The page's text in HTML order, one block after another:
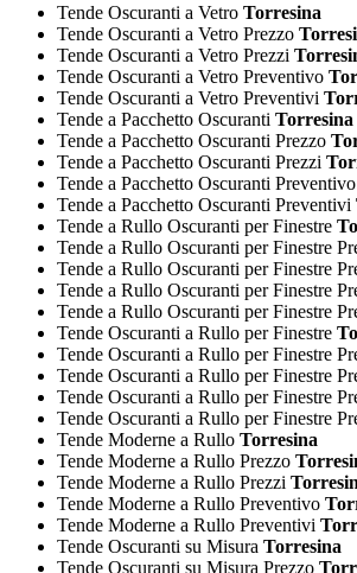
Tende Oscuranti a Vetro Torresina
Tende Oscuranti a Vetro Prezzo
Tende Oscuranti a Vetro Prezzi
Tende Oscuranti a Vetro Preventivo
Tende Oscuranti a Vetro Preventivi
Tende a Pacchetto Oscuranti Torresina
Tende a Pacchetto Oscuranti Prezzo
Tende a Pacchetto Oscuranti Prezzi
Tende a Pacchetto Oscuranti Preventivo
Tende a Pacchetto Oscuranti Preventivi
Tende a Rullo Oscuranti per Finestre
Tende a Rullo Oscuranti per Finestre
Tende a Rullo Oscuranti per Finestre
Tende a Rullo Oscuranti per Finestre
Tende a Rullo Oscuranti per Finestre
Tende Oscuranti a Rullo per Finestre
Tende Oscuranti a Rullo per Finestre
Tende Oscuranti a Rullo per Finestre
Tende Oscuranti a Rullo per Finestre
Tende Oscuranti a Rullo per Finestre
Tende Moderne a Rullo Torresina
Tende Moderne a Rullo Prezzo
Tende Moderne a Rullo Prezzi
Tende Moderne a Rullo Preventivo
Tende Moderne a Rullo Preventivi
Tende Oscuranti su Misura Torresina
Tende Oscuranti su Misura Prezzo